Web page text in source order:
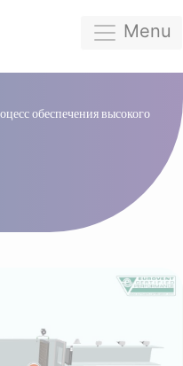
Menu
обеспечения высокого